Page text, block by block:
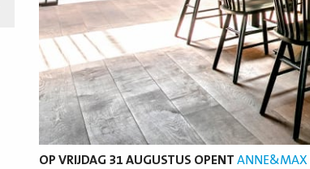
OP VRIJDAG 31 AUGUSTUS OPENT ANNE&MAX